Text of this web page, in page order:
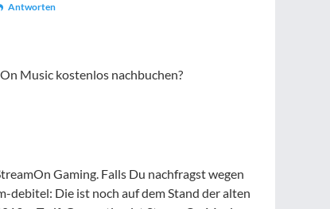
Antworten
Music kostenlos nachbuchen?
Gaming. Falls Du nachfragst wegen
debitel: Die ist noch auf dem Stand der alten